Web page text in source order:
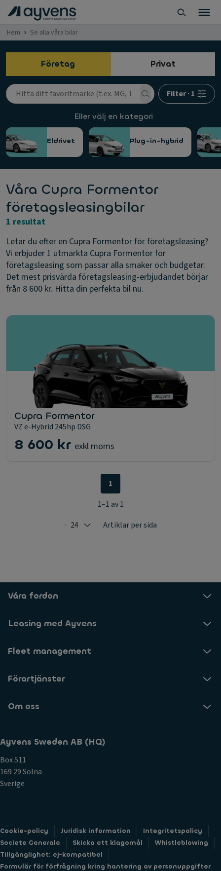
Hem Se alla våra bilar
Företag Privat
Filter·1
Eller välj en kategori
Eldrivet Plug-in-hybrid
Våra Cupra Formentor
företagsleasingbilar
1 resultat
Letar du efter en Cupra Formentor för företagsleasing?
Vi erbjuder 1 utmärkta Cupra Formentor för
företagsleasing som passar alla smaker och budgetar.
Det mest prisvärda företagsleasing-erbjudandet börjar
från 8 600 kr. Hitta din perfekta bil nu.
Cupra Formentor
VZ e-Hybrid 245hp DSG
8 600 kr exkl moms
Selected: 24
24 Artiklar per sida
1
1–1 av 1
Våra fordon
Leasing med Ayvens
Fleet management
Förartjänster
Om oss
Ayvens Sweden AB (HQ)
Box 511
169 29 Solna
Sverige
Cookie-policy Juridisk information
Integritetspolicy
Societe Generale
Skicka ett klagomål
Whistleblowing
Tillgänglighet: ej-kompatibel
Formulär för förfrågning kring hantering av personuppgifter